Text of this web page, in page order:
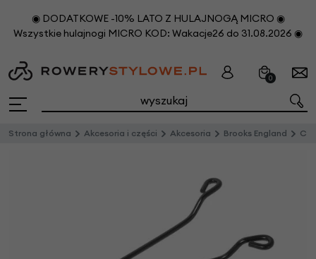
◉ DODATKOWE -10% LATO Z HULAJNOGĄ MICRO ◉
Wszystkie hulajnogi MICRO KOD: Wakacje26 do 31.08.2026 ◉
0
Strona główna Akcesoria i części Akcesoria Brooks England